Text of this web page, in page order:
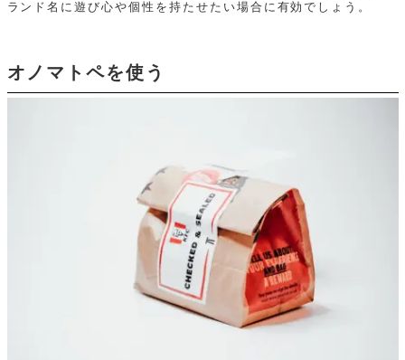
ランド名に遊び心や個性を持たせたい場合に有効でしょう。
オノマトペを使う